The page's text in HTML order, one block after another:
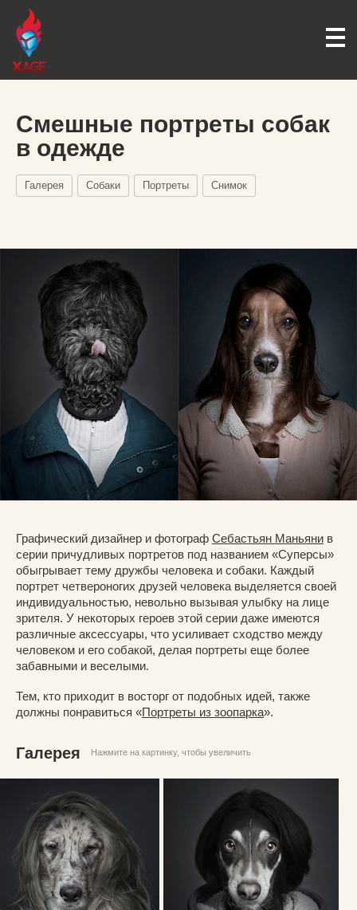
Смешные портреты собак
в одежде
Галерея Собаки Портреты Снимок
Графический дизайнер и фотограф Себастьян Маньяни в
серии причудливых портретов под названием «Суперсы»
обыгрывает тему дружбы человека и собаки. Каждый
портрет четвероногих друзей человека выделяется своей
индивидуальностью, невольно вызывая улыбку на лице
зрителя. У некоторых героев этой серии даже имеются
различные аксессуары, что усиливает сходство между
человеком и его собакой, делая портреты еще более
забавными и веселыми.
Тем, кто приходит в восторг от подобных идей, также
должны понравиться «Портреты из зоопарка».
Галерея Нажмите на картинку, чтобы увеличить